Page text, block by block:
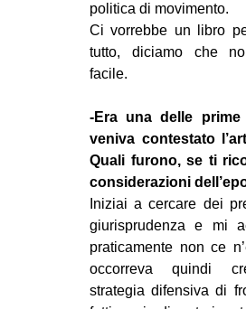
politica di movimento.
Ci vorrebbe un libro
tutto, diciamo che
facile.
-Era una delle
veniva contestato
Quali furono, se ti
considerazioni
Iniziai a cercare dei
giurisprudenza e mi
praticamente non ce
occorreva quindi
strategia difensiva di